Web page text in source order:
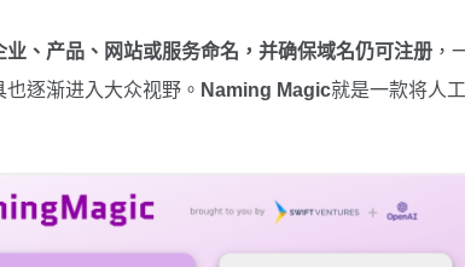
业、产品、网站或服务命名，并确保域名仍可注册 ，
逐渐进入大众视野。 Naming Magic就是一款将人